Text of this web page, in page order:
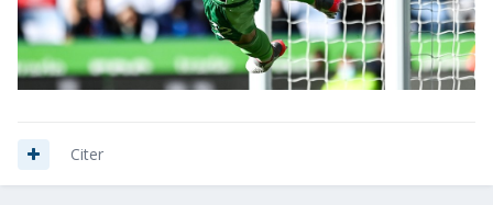
Citer